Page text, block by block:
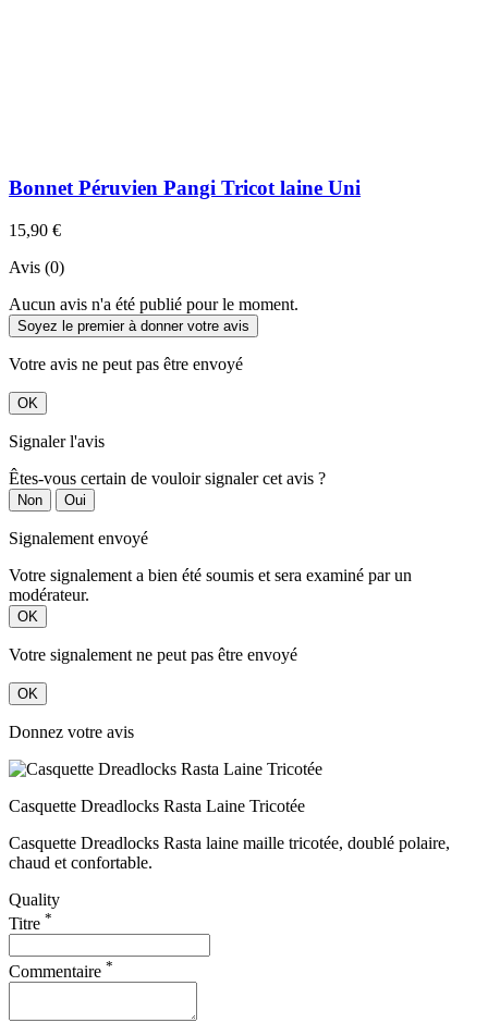
Bonnet Péruvien Pangi Tricot laine Uni
15,90 €
Avis (0)
Aucun avis n'a été publié pour le moment.
Soyez le premier à donner votre avis
Votre avis ne peut pas être envoyé
OK
Signaler l'avis
Êtes-vous certain de vouloir signaler cet avis ?
Non Oui
Signalement envoyé
Votre signalement a bien été soumis et sera examiné par un
modérateur.
OK
Votre signalement ne peut pas être envoyé
OK
Donnez votre avis
Casquette Dreadlocks Rasta Laine Tricotée
Casquette Dreadlocks Rasta laine maille tricotée, doublé polaire,
chaud et confortable.
Quality
Titre *
Commentaire *